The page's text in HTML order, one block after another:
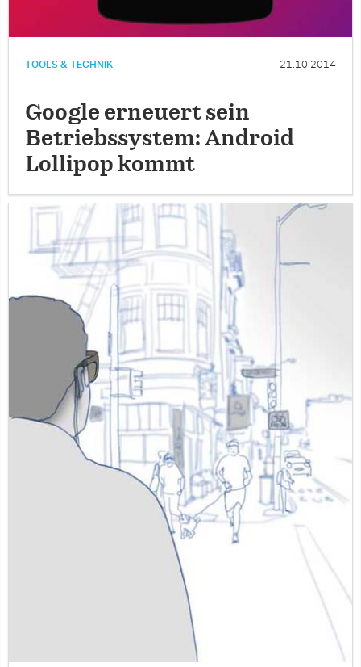
TOOLS & TECHNIK 21.10.2014
Google erneuert sein
Betriebssystem: Android
Lollipop kommt